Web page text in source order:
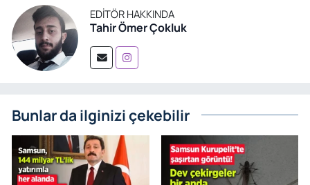
EDITÖR HAKKINDA
Tahir Ömer Çokluk
Bunlar da ilginizi çekebilir